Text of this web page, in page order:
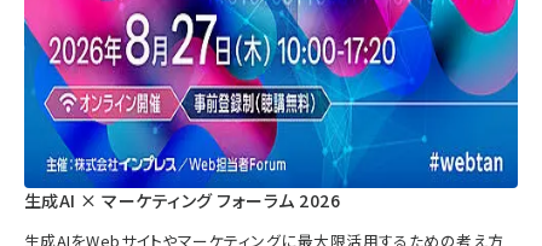
生成AI × マーケティング フォーラム 2026
生成AIをWebサイトやマーケティングに最大限活用するための考え方